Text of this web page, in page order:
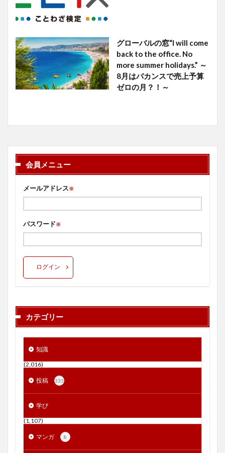
グローバルの窓“I will come
back to the office. No
more summer holidays.” ～
8月はバカンスで売上予算
ゼロの月？！～
会員メニュー
メールアドレス※
パスワード※
ログイン
カテゴリー
知識
(2,016)
投稿 333
学び
(1,107)
マンガ 8